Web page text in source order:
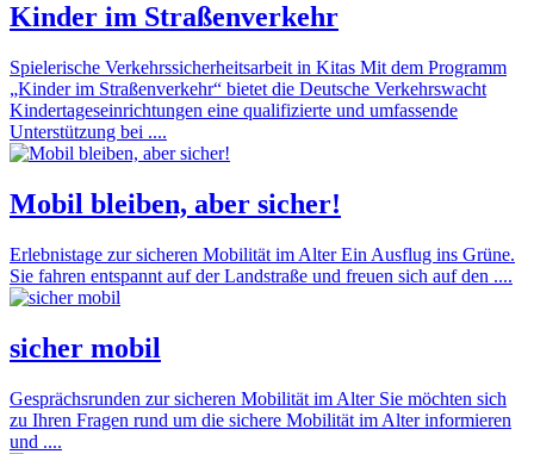
Kinder im Straßenverkehr
Spielerische Verkehrssicherheitsarbeit in Kitas Mit dem Programm
„Kinder im Straßenverkehr“ bietet die Deutsche Verkehrswacht
Kindertageseinrichtungen eine qualifizierte und umfassende
Unterstützung bei ....
Mobil bleiben, aber sicher!
Erlebnistage zur sicheren Mobilität im Alter Ein Ausflug ins Grüne.
Sie fahren entspannt auf der Landstraße und freuen sich auf den ....
sicher mobil
Gesprächsrunden zur sicheren Mobilität im Alter Sie möchten sich
zu Ihren Fragen rund um die sichere Mobilität im Alter informieren
und ....